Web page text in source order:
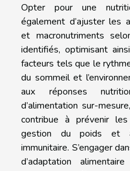
Opter pour une
également d’ajuster les
et macronutriments
identifiés, optimisant
facteurs tels que le
du sommeil et
aux réponses
d’alimentation sur-
contribue à prévenir
gestion du poids et
immunitaire. S’engager
d’adaptation